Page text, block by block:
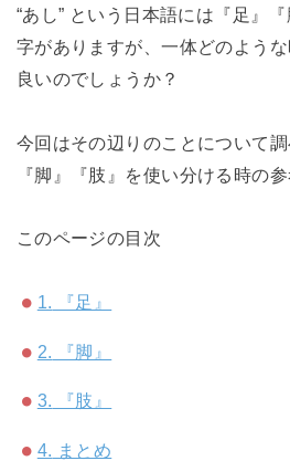
“あし” という日本語には『足』
字がありますが、一体どのよう
良いのでしょうか？
今回はその辺りのことについて調
『脚』『肢』を使い分ける時の
このページの目次
1. 『足』
2. 『脚』
3. 『肢』
4. まとめ